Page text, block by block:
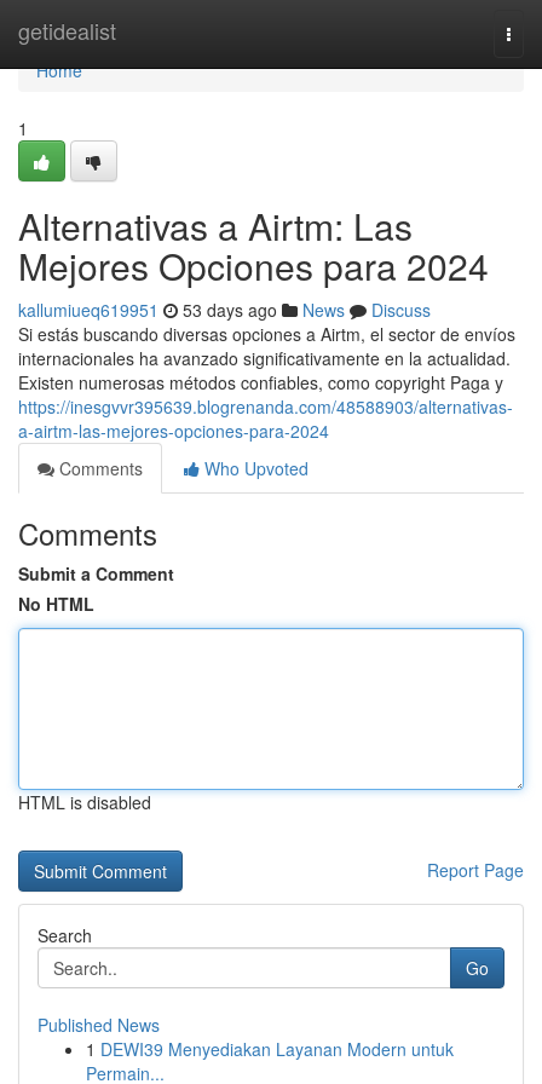
getidealist
Home
Home
1
Alternativas a Airtm: Las
Mejores Opciones para 2024
kallumiueq619951 53 days ago News
Discuss
Si estás buscando diversas opciones a Airtm, el sector de envíos
internacionales ha avanzado significativamente en la actualidad.
Existen numerosas métodos confiables, como copyright Paga y
https://inesgvvr395639.blogrenanda.com/48588903/alternativas-
a-airtm-las-mejores-opciones-para-2024
Comments
Who Upvoted
Comments
Submit a Comment
No HTML
HTML is disabled
Report Page
Search
Go
Published News
1 DEWI39 Menyediakan Layanan Modern untuk
Permain...